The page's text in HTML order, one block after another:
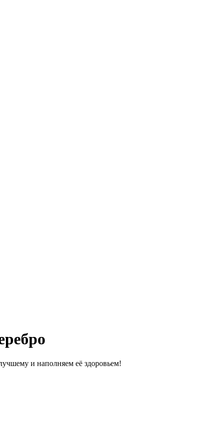
и наполняем её здоровьем!